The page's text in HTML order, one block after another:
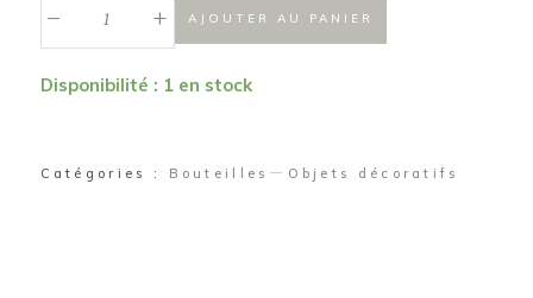
quantité
+ AJOUTER AU PANIER
Disponibilité : 1 en stock
Catégories : Bouteilles Objets décoratifs